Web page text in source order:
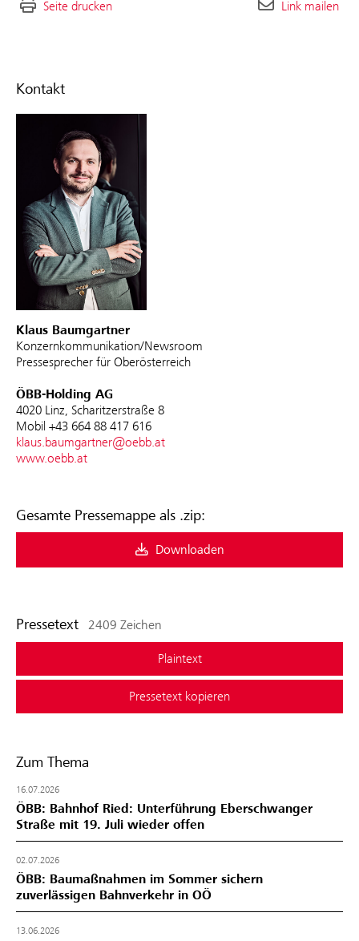
Kontakt
Klaus Baumgartner
Konzernkommunikation/Newsroom
Pressesprecher für Oberösterreich
ÖBB-Holding AG
4020 Linz, Scharitzerstraße 8
Mobil +43 664 88 417 616
klaus.baumgartner@oebb.at
www.oebb.at
Gesamte Pressemappe als .zip:
Downloaden
Pressetext 2409 Zeichen
Plaintext
Pressetext kopieren
Zum Thema
16.07.2026
ÖBB: Bahnhof Ried: Unterführung Eberschwanger
Straße mit 19. Juli wieder offen
02.07.2026
ÖBB: Baumaßnahmen im Sommer sichern
zuverlässigen Bahnverkehr in OÖ
13.06.2026
Seite drucken Link mailen